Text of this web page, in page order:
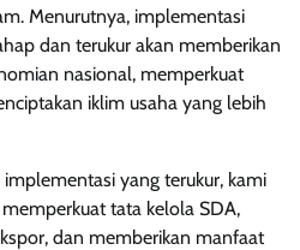
Menurutnya, implementasi
dan terukur akan memberikan
nasional, memperkuat
iklim usaha yang lebih
yang terukur, kami
tata kelola SDA,
dan memberikan manfaat